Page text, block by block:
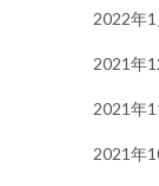
2022年1
2021年
2021年
2021年